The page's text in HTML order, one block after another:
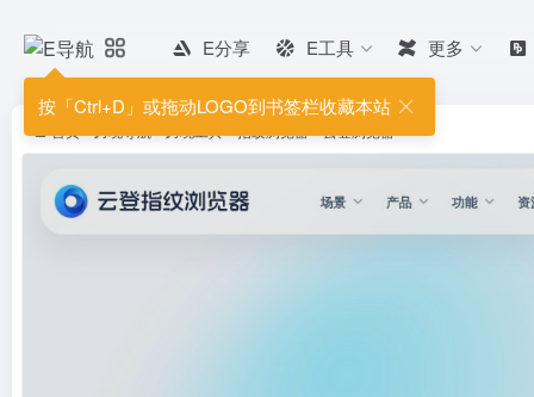
按「Ctrl+D」或拖动LOGO到书签栏收藏本站
E分享 E工具 更多
为跨境多业务提供账号矩阵,店
脑多开浏览器分身,RPA机器人等